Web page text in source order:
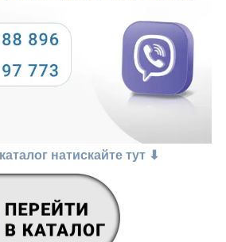
натискайте тут ⬇